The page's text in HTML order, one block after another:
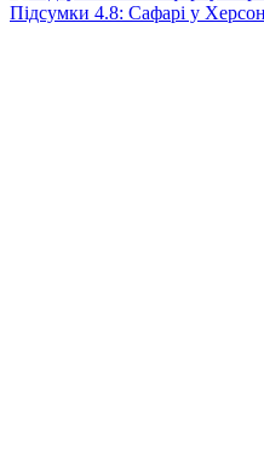
Підсумки 4.8: Сафарі у